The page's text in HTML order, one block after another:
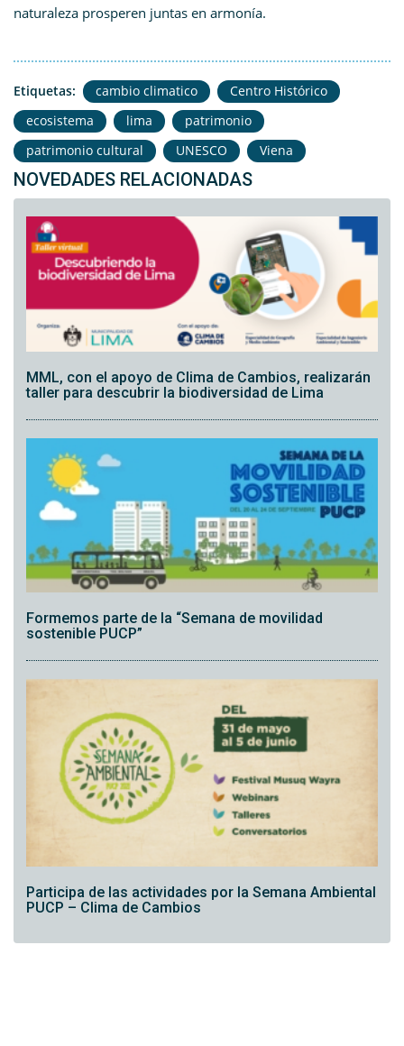
naturaleza prosperen juntas en armonía.
Etiquetas: cambio climatico
Centro Histórico
ecosistema
lima
patrimonio
patrimonio cultural
UNESCO Viena
NOVEDADES RELACIONADAS
MML, con el apoyo de Clima de Cambios, realizarán
taller para descubrir la biodiversidad de Lima
Formemos parte de la “Semana de movilidad
sostenible PUCP”
Participa de las actividades por la Semana Ambiental
PUCP – Clima de Cambios